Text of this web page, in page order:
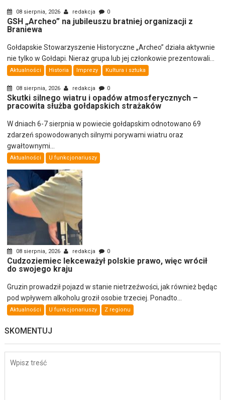
08 sierpnia, 2026 redakcja 0
GSH „Archeo” na jubileuszu bratniej organizacji z
Braniewa
Gołdapskie Stowarzyszenie Historyczne „Archeo” działa aktywnie
nie tylko w Gołdapi. Nieraz grupa lub jej członkowie prezentowali...
Aktualności Historia Imprezy Kultura i sztuka
08 sierpnia, 2026 redakcja 0
Skutki silnego wiatru i opadów atmosferycznych –
pracowita służba gołdapskich strażaków
W dniach 6-7 sierpnia w powiecie gołdapskim odnotowano 69
zdarzeń spowodowanych silnymi porywami wiatru oraz
gwałtownymi...
Aktualności U funkcjonariuszy
08 sierpnia, 2026 redakcja 0
Cudzoziemiec lekceważył polskie prawo, więc wrócił
do swojego kraju
Gruzin prowadził pojazd w stanie nietrzeźwości, jak również będąc
pod wpływem alkoholu groził osobie trzeciej. Ponadto...
Aktualności U funkcjonariuszy Z regionu
SKOMENTUJ